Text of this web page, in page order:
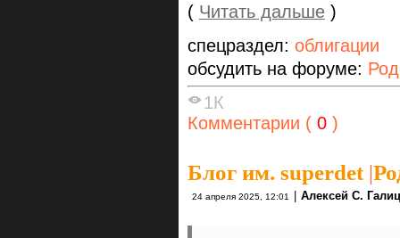
( Читать дальше )
спецраздел: облигации
обсудить на форуме:
1К
Комментарии ( 0 )
Блог им. superdet|
24 апреля 2025, 12:01 Алексей С.